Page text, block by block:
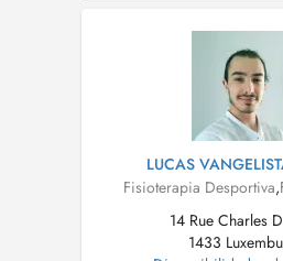
involved in several Sports
Federations: 10 Years head
LUCAS
Fisioterapia Desportiva,
14 Rue Charles
1433